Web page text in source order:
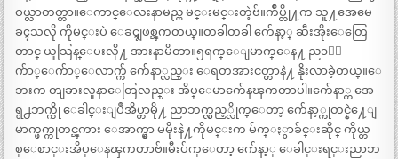
ဝယ္လာတတ္တာ။ေကာင္ေလးနာမည္က မင္းမင္းတဲ့ဗ်။က်ဳပ္တို႔က သူ႔အေမေ
ခၚသလို ကိုမင္းပဲ ေခၚျဖစ္ၾကတယ္။တခါတခါ က်ေနာ့္ ဆီးအိုးေတြေ
တာင္ ယူသြန္ေပးလို႔ အားနာမိတာ။၅ရက္ေျမာက္ေန႔ ည၁၂ေ
က်ာ္ေက်ာ္ေလာက္က် က်ေနာ္လည္း ေရတအားငတ္တာနဲ႔ နိုးလာခဲ့တယ္။ေ
ဘးက တျခားလူနာေတြလည္း အိပ္ေမာက်ေနၾကတာပါ။က်ေနာ္က အေ
ရွ႕ဘက္ကို ေခါင္းျပဳအိပ္တာမို႔ ညာဘက္လွည့္လိုက္ေတာ့ က်ေနာ့္ကုတင္နဲ႔ေျ
မာက္ဖက္ကုတင္ၾကား ေအာက္မွာ မမိုးနဲ႔ကိုမင္းက မ်က္ႏွာခ်င္းဆိုင္ ကိုယ္တ
စ္ေစာင္းအိပ္ေနၾကတာဗ်။မီးပ်က္ေတာ့ က်ေနာ့္ ေခါင္းရင္းညာဘ